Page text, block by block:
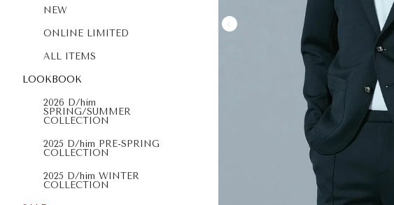
NEW
ONLINE LIMITED
ALL ITEMS
LOOKBOOK
2026 D/him
SPRING/SUMMER
COLLECTION
2025 D/him PRE-SPRING
COLLECTION
2025 D/him WINTER
COLLECTION